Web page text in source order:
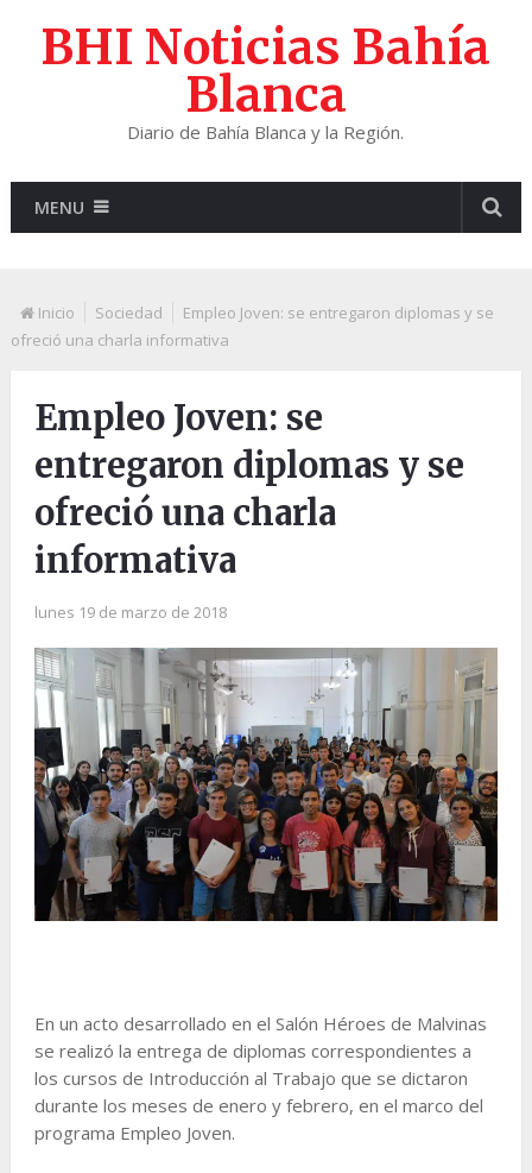
BHI Noticias Bahía
Blanca
Diario de Bahía Blanca y la Región.
MENU
Inicio Sociedad
Empleo Joven: se entregaron diplomas y se
ofreció una charla informativa
Empleo Joven: se
entregaron diplomas y se
ofreció una charla
informativa
lunes 19 de marzo de 2018
En un acto desarrollado en el Salón Héroes de Malvinas
se realizó la entrega de diplomas correspondientes a
los cursos de Introducción al Trabajo que se dictaron
durante los meses de enero y febrero, en el marco del
programa Empleo Joven.